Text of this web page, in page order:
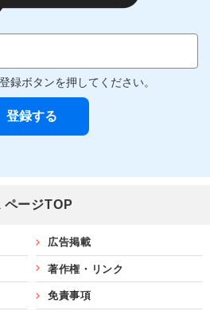
録ボタンを押してください。
ページTOP
広告掲載
著作権・リンク
免責事項